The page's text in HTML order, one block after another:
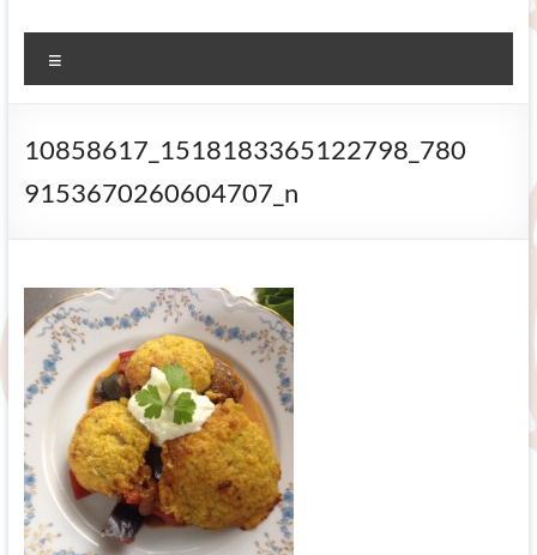
Ediths
Bioladen
Biberbach
Gutes.
10858617_1518183365122798_780
9153670260604707_n